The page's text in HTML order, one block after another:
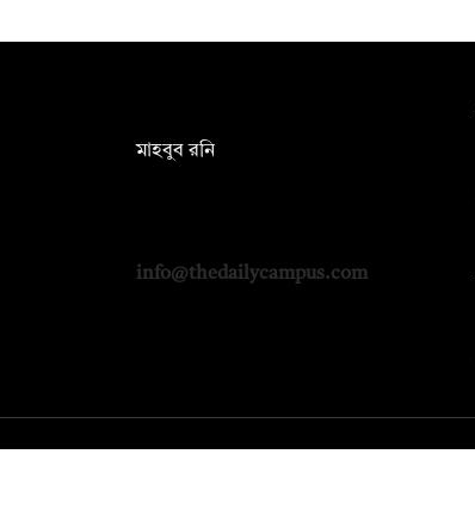
মাহবুব রনি
info@thedailycampus.com